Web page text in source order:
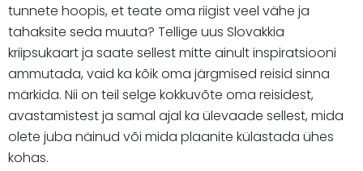
tunnete hoopis, et teate oma riigist veel vähe ja
tahaksite seda muuta? Tellige uus Slovakkia
kriipsukaart ja saate sellest mitte ainult inspiratsiooni
ammutada, vaid ka kõik oma järgmised reisid sinna
märkida. Nii on teil selge kokkuvõte oma reisidest,
avastamistest ja samal ajal ka ülevaade sellest, mida
olete juba näinud või mida plaanite külastada ühes
kohas.